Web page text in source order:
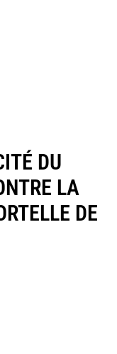
DU
LA
DE